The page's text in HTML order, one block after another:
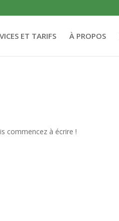
ET TARIFS À PROPOS
commencez à écrire !